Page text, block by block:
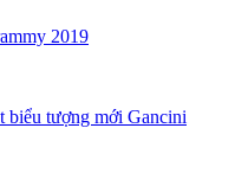
2019
biểu tượng mới Gancini